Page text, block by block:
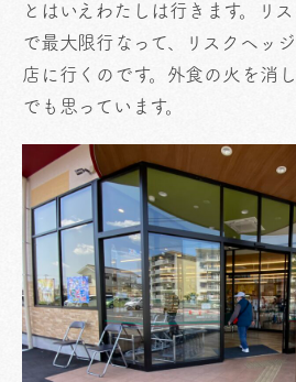
とはいえわたしは行きます。リ
で最大限行なって、リスクヘッ
店に行くのです。外食の火を消
でも思っています。